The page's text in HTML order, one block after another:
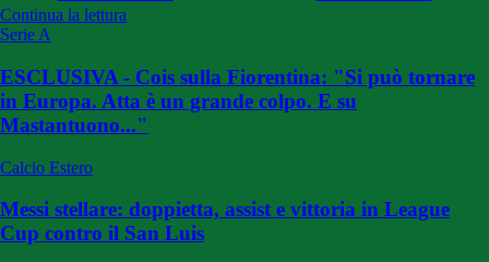
Continua la lettura
Serie A
ESCLUSIVA - Cois sulla Fiorentina: "Si può tornare
in Europa. Atta è un grande colpo. E su
Mastantuono..."
Calcio Estero
Messi stellare: doppietta, assist e vittoria in League
Cup contro il San Luis